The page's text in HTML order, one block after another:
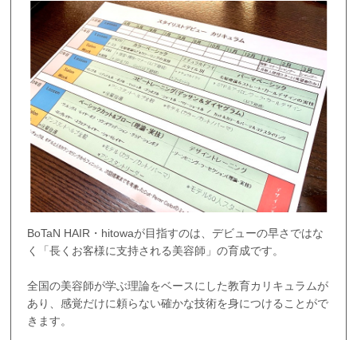
BoTaN HAIR・hitowaが目指すのは、デビューの早さではな
く「長くお客様に支持される美容師」の育成です。
全国の美容師が学ぶ理論をベースにした教育カリキュラムが
あり、感覚だけに頼らない確かな技術を身につけることがで
きます。